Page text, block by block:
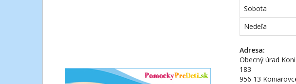
Sobota
Nedeľa
Adresa:
Obecný úrad
183
956 13